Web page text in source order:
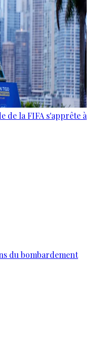
de la FIFA s'apprête à
du bombardement